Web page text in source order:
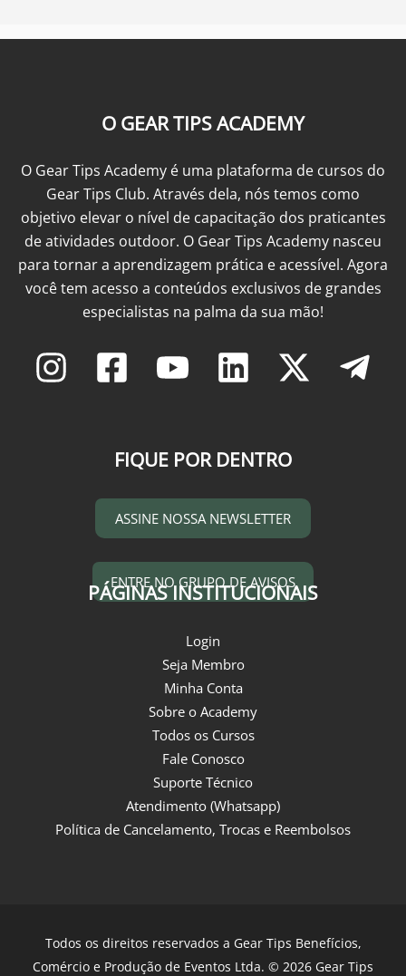
O GEAR TIPS ACADEMY
O Gear Tips Academy é uma plataforma de cursos do
Gear Tips Club. Através dela, nós temos como
objetivo elevar o nível de capacitação dos praticantes
de atividades outdoor. O Gear Tips Academy nasceu
para tornar a aprendizagem prática e acessível. Agora
você tem acesso a conteúdos exclusivos de grandes
especialistas na palma da sua mão!
FIQUE POR DENTRO
ASSINE NOSSA NEWSLETTER
ENTRE NO GRUPO DE AVISOS
PÁGINAS INSTITUCIONAIS
Login
Seja Membro
Minha Conta
Sobre o Academy
Todos os Cursos
Fale Conosco
Suporte Técnico
Atendimento (Whatsapp)
Política de Cancelamento, Trocas e Reembolsos
Todos os direitos reservados a Gear Tips Benefícios,
Comércio e Produção de Eventos Ltda. © 2026 Gear Tips